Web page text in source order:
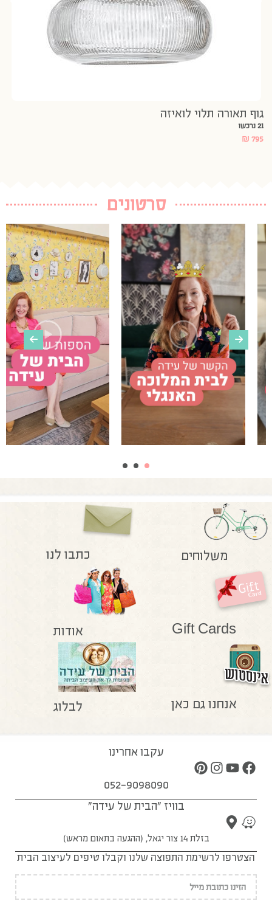
גוף תאורה תלוי לואיזה
21 נרכשו
₪ 795
סרטונים
משלוחים כתבו לנו
Gift Cards אודות
אנחנו גם כאן לבלוג
עקבו אחרינו
052-9098090
בוויז "הבית של עידה"
בזלת 14 צור יגאל, (ההגעה בתאום מראש)
הצטרפו לרשימת התפוצה שלנו וקבלו טיפים לעיצוב הבית